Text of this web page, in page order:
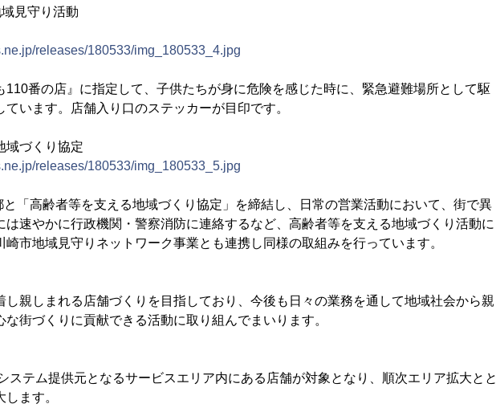
見守り活動
releases/180533/img_180533_4.jpg
110番の店』に指定して、子供たちが身に危険を感じた時に、緊急避難場所として駆
ています。店舗入り口のステッカーが目印です。
域づくり協定
releases/180533/img_180533_5.jpg
「高齢者等を支える地域づくり協定」を締結し、日常の営業活動において、街で異
は速やかに行政機関・警察消防に連絡するなど、高齢者等を支える地域づくり活動に
崎市地域見守りネットワーク事業とも連携し同様の取組みを行っています。
し親しまれる店舗づくりを目指しており、今後も日々の業務を通して地域社会から親
な街づくりに貢献できる活動に取り組んでまいります。
ステム提供元となるサービスエリア内にある店舗が対象となり、順次エリア拡大とと
ます。